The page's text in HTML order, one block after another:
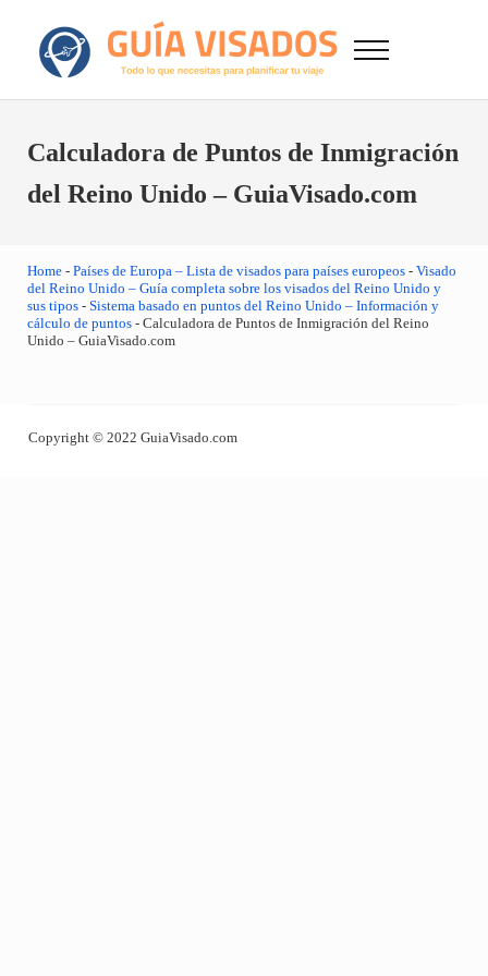
GuiaVisado.com - Guía de visados de viaje en
Otro sitio realizado con WordPress
Menu
Calculadora de Puntos de Inmigración
del Reino Unido – GuiaVisado.com
Home- Países de Europa – Lista de visados para países europeos- Visado
del Reino Unido – Guía completa sobre los visados del Reino Unido y
sus tipos- Sistema basado en puntos del Reino Unido – Información y
cálculo de puntos- Calculadora de Puntos de Inmigración del Reino
Unido – GuiaVisado.com
Copyright © 2022 GuiaVisado.com